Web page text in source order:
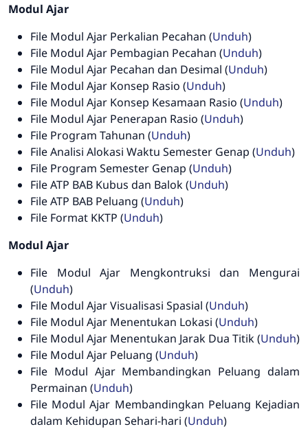
Modul Ajar
File Modul Ajar Perkalian Pecahan (Unduh)
File Modul Ajar Pembagian Pecahan (Unduh)
File Modul Ajar Pecahan dan Desimal (Unduh)
File Modul Ajar Konsep Rasio (Unduh)
File Modul Ajar Konsep Kesamaan Rasio (Unduh)
File Modul Ajar Penerapan Rasio (Unduh)
File Program Tahunan (Unduh)
FileAnalisi Alokasi Waktu Semester Genap (Unduh)
File Program Semester Genap (Unduh)
FileATP BAB Kubus dan Balok (Unduh)
FileATP BAB Peluang (Unduh)
File Format KKTP (Unduh)
Modul Ajar
File Modul Ajar Mengkontruksi dan Mengurai
(Unduh)
File Modul Ajar Visualisasi Spasial (Unduh)
File Modul Ajar Menentukan Lokasi (Unduh)
File Modul Ajar Menentukan Jarak Dua Titik (Unduh)
File Modul Ajar Peluang (Unduh)
File Modul Ajar Membandingkan Peluang dalam
Permainan (Unduh)
File Modul Ajar Membandingkan Peluang Kejadian
dalam Kehidupan Sehari-hari (Unduh)